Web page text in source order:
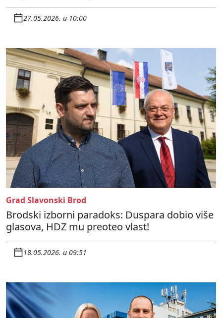
27.05.2026. u 10:00
Grad Slavonski Brod
Brodski izborni paradoks: Duspara dobio više
glasova, HDZ mu preoteo vlast!
18.05.2026. u 09:51